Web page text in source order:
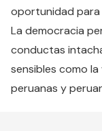
oportunidad para
La democracia
conductas
sensibles como
peruanas y